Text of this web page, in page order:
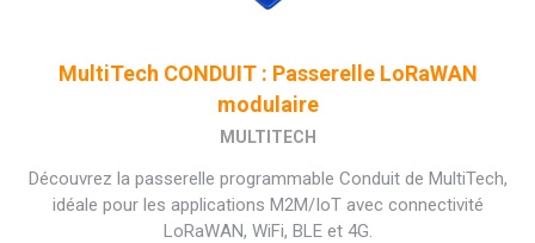
MultiTech CONDUIT : Passerelle LoRaWAN
modulaire
MULTITECH
Découvrez la passerelle programmable Conduit de MultiTech,
idéale pour les applications M2M/IoT avec connectivité
LoRaWAN, WiFi, BLE et 4G.